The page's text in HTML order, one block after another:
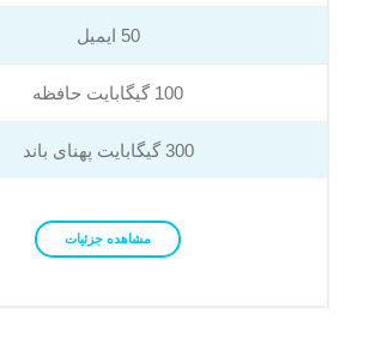
50 ایمیل
100 گیگابایت حافظه
300 گیگابایت پهنای باند
مشاهده جزئیات